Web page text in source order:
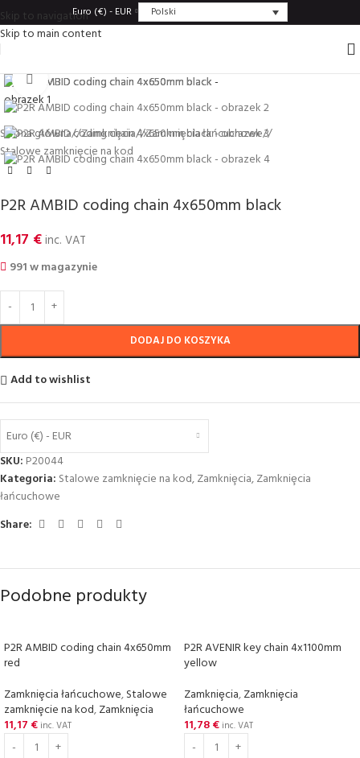
Skip to navigation
Skip to main content
Euro (€) - EUR Polski
Click to enlarge
Strona główna/ Zamkniȩcia/ Zamkniȩcia łańcuchowe/
Stalowe zamkniȩcie na kod
P2R AMBID coding chain 4x650mm black
11,17 €inc. VAT
991 w magazynie
DODAJ DO KOSZYKA
Add to wishlist
Euro (€) - EUR
SKU: P20044
Kategoria: Stalowe zamkniȩcie na kod,Zamkniȩcia,Zamkniȩcia
łańcuchowe
Share:
Podobne produkty
P2R AMBID coding chain 4x650mm
red
Zamkniȩcia łańcuchowe,Stalowe
zamkniȩcie na kod,Zamkniȩcia
11,17 € inc. VAT
P2R AVENIR key chain 4x1100mm
yellow
Zamkniȩcia,Zamkniȩcia
łańcuchowe
11,78€ inc. VAT